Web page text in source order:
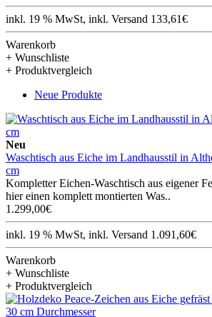
inkl. 19 % MwSt, inkl. Versand 133,61€
Warenkorb
+ Wunschliste
+ Produktvergleich
Neue Produkte
Neu
Waschtisch aus Eiche im Landhausstil in
cm
Kompletter Eichen-Waschtisch aus eigener
hier einen komplett montierten Was..
1.299,00€
inkl. 19 % MwSt, inkl. Versand 1.091,60€
Warenkorb
+ Wunschliste
+ Produktvergleich